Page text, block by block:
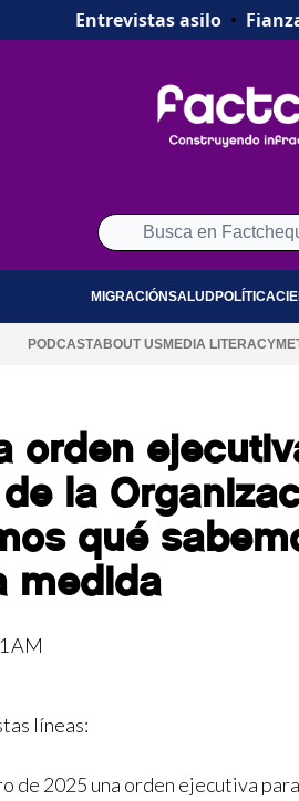
Entrevistas asilo•
MIGRACIÓNSALUDPOLÍTICA
PODCASTABOUT USMEDIA LITERACY
orden
la
qué
medida
AM
líneas:
de 2025 una orden ejecutiva